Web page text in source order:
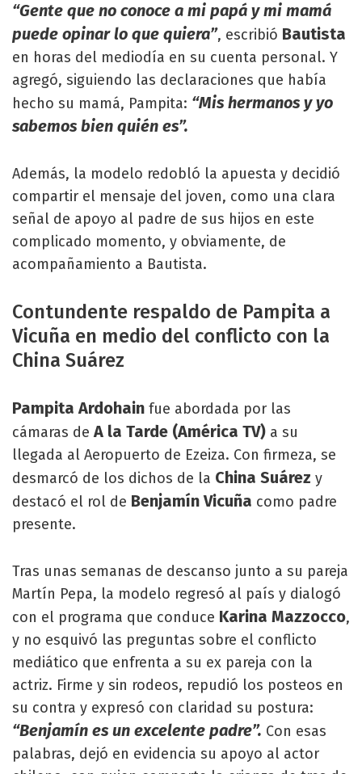
“Gente que no conoce a mi papá y mi mamá
puede opinar lo que quiera”, escribió Bautista
en horas del mediodía en su cuenta personal. Y
agregó, siguiendo las declaraciones que había
hecho su mamá, Pampita: “Mis hermanos y yo
sabemos bien quién es”.
Además, la modelo redobló la apuesta y decidió
compartir el mensaje del joven, como una clara
señal de apoyo al padre de sus hijos en este
complicado momento, y obviamente, de
acompañamiento a Bautista.
Contundente respaldo de Pampita a
Vicuña en medio del conflicto con la
China Suárez
Pampita Ardohain fue abordada por las
cámaras deA la Tarde (América TV) a su
llegada al Aeropuerto de Ezeiza. Con firmeza, se
desmarcó de los dichos de la China Suárez y
destacó el rol de Benjamín Vicuña como padre
presente.
Tras unas semanas de descanso junto a su pareja
Martín Pepa, la modelo regresó al país y dialogó
con el programa que conduce Karina Mazzocco,
y no esquivó las preguntas sobre el conflicto
mediático que enfrenta a su ex pareja con la
actriz. Firme y sin rodeos, repudió los posteos en
su contra y expresó con claridad su postura:
“Benjamín es un excelente padre”. Con esas
palabras, dejó en evidencia su apoyo al actor